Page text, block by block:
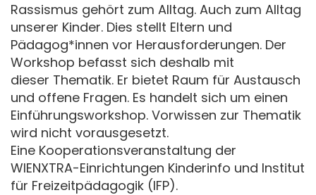
Rassismus gehört zum Alltag. Auch zum Alltag
unserer Kinder. Dies stellt Eltern und
Pädagog*innen vor Herausforderungen. Der
Workshop befasst sich deshalb mit
dieser Thematik. Er bietet Raum für Austausch
und offene Fragen. Es handelt sich um einen
Einführungsworkshop. Vorwissen zur Thematik
wird nicht vorausgesetzt.
Eine Kooperationsveranstaltung der
WIENXTRA-Einrichtungen Kinderinfo und Institut
für Freizeitpädagogik (IFP).